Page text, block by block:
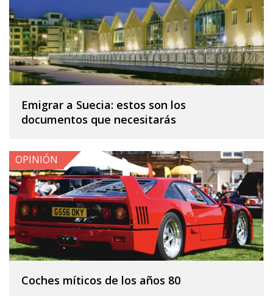
Emigrar a Suecia: estos son los
documentos que necesitarás
Coches míticos de los años 80
OPINIÓN